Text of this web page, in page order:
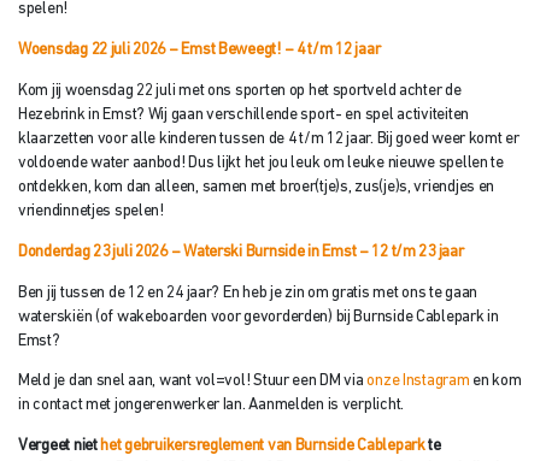
spelen!
Woensdag 22 juli 2026 – Emst Beweegt!– 4 t/m 12 jaar
Kom jij woensdag 22 juli met ons sporten op het sportveld achter de
Hezebrink in Emst? Wij gaan verschillende sport- en spel activiteiten
klaarzetten voor alle kinderen tussen de 4 t/m 12 jaar. Bij goed weer komt er
voldoende water aanbod! Dus lijkt het jou leuk om leuke nieuwe spellen te
ontdekken, kom dan alleen, samen met broer(tje)s, zus(je)s, vriendjes en
vriendinnetjes spelen!
Donderdag 23 juli 2026 –Waterski Burnside in Emst – 12 t/m 23 jaar
Ben jij tussen de 12 en 24 jaar? En heb je zin om gratis met ons te gaan
waterskiën (of wakeboarden voor gevorderden) bij Burnside Cablepark in
Emst?
Meld je dan snel aan, want vol=vol! Stuur een DM viaonze Instagram en kom
in contact met jongerenwerker Ian. Aanmelden is verplicht.
Vergeet niet het gebruikersreglement van Burnside Cableparkte